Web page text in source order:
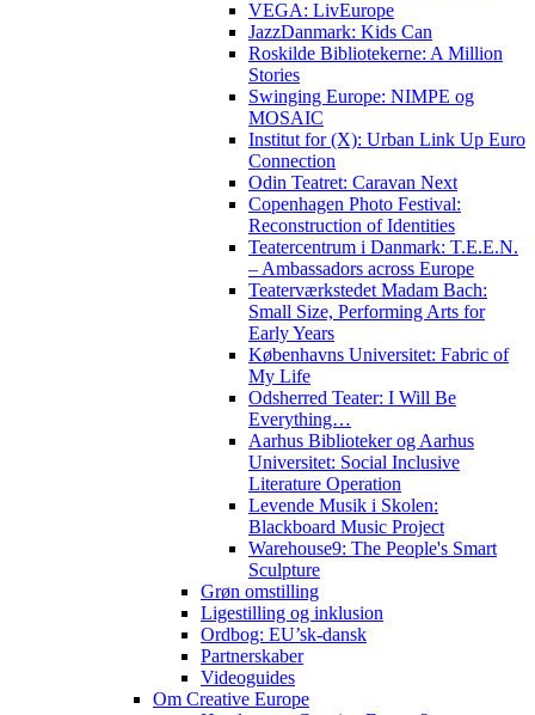
VEGA: LivEurope
JazzDanmark: Kids Can
Roskilde Bibliotekerne: A Million
Stories
Swinging Europe: NIMPE og
MOSAIC
Institut for (X): Urban Link Up Euro
Connection
Odin Teatret: Caravan Next
Copenhagen Photo Festival:
Reconstruction of Identities
Teatercentrum i Danmark: T.E.E.N.
– Ambassadors across Europe
Teaterværkstedet Madam Bach:
Small Size, Performing Arts for
Early Years
Københavns Universitet: Fabric of
My Life
Odsherred Teater: I Will Be
Everything…
Aarhus Biblioteker og Aarhus
Universitet: Social Inclusive
Literature Operation
Levende Musik i Skolen:
Blackboard Music Project
Warehouse9: The People's Smart
Sculpture
Grøn omstilling
Ligestilling og inklusion
Ordbog: EU’sk-dansk
Partnerskaber
Videoguides
Om Creative Europe